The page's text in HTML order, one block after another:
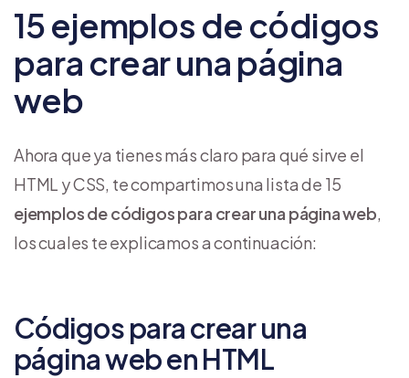
15 ejemplos de códigos
para crear una página
web
Ahora que ya tienes más claro para qué sirve el
HTML y CSS, te compartimos una lista de 15
ejemplos de códigos para crear una página web,
los cuales te explicamos a continuación:
Códigos para crear una
página web en HTML